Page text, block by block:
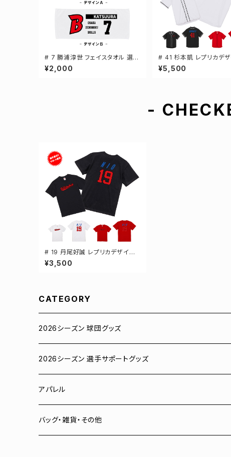
# 7 勝浦淳世 フェイスタオル 選手
還元 2デザイン FT0144
¥2,000
# 41 杉本凱 レプリカデ
カラー 選手還元 ベースボ
ャツ S-XXLサイズ
¥5,500
-
# 19 丹尾好誠 レプリカデザイン
3カラー 選手還元 半袖Tシャツ S
-XXXLサイズ 500101
¥3,500
CATEGORY
2026シーズン 球団グッズ
ユニフォーム
Tシャツ
スウェット
2026シーズン 選手サポートグッズ
# 00 蓮
# 0 岡田竜汰
アパレル
スウェット・パーカー
バッグ・雑貨・その他